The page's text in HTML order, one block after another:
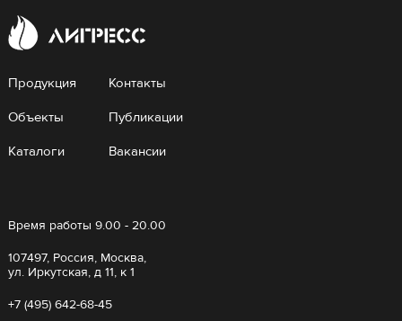
Продукция
Объекты
Каталоги
Контакты
Публикации
Вакансии
Время работы 9.00 - 20.00
107497, Россия, Москва,
ул. Иркутская, д 11, к 1
+7 (495) 642-68-45